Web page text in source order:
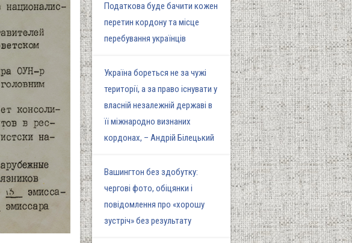
Податкова буде бачити кожен
перетин кордону та місце
перебування українців
Україна бореться не за чужі
території, а за право існувати у
власній незалежній державі в
її міжнародно визнаних
кордонах, – Андрій Білецький
Вашингтон без здобутку:
чергові фото, обіцянки і
повідомлення про «хорошу
зустріч» без результату